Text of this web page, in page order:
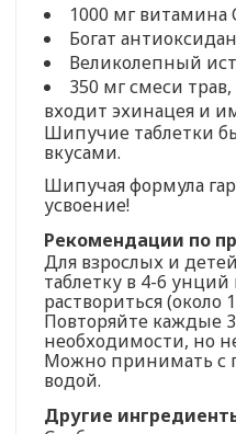
1000 мг витамина
Богат
Великолепный
350 мг смеси
входит эхинацея и
Шипучие таблетки
вкусами.
Шипучая формула
усвоение!
Рекомендации по
Для взрослых и
таблетку в 4-6
раствориться
Повторяйте каждые
необходимости, но
Можно принимать с
водой.
Другие